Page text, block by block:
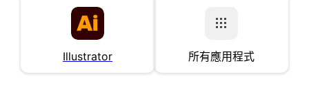
Illustrator 所有應用程式